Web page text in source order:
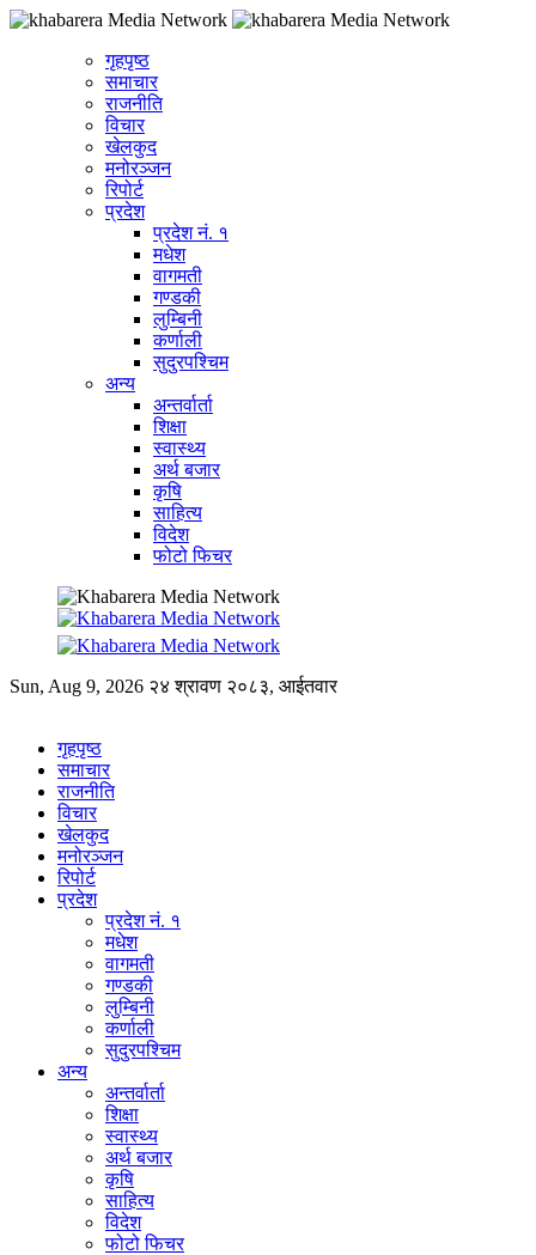
गृहपृष्ठ
समाचार
राजनीति
विचार
खेलकुद
मनोरञ्जन
रिपोर्ट
प्रदेश
प्रदेश नं. १
मधेश
वागमती
गण्डकी
लुम्बिनी
कर्णाली
सुदुरपश्चिम
अन्य
अन्तर्वार्ता
शिक्षा
स्वास्थ्य
अर्थ बजार
कृषि
साहित्य
विदेश
फोटो फिचर
Sun, Aug 9, 2026 २४ श्रावण २०८३, आईतवार
गृहपृष्ठ
समाचार
राजनीति
विचार
खेलकुद
मनोरञ्जन
रिपोर्ट
प्रदेश
प्रदेश नं. १
मधेश
वागमती
गण्डकी
लुम्बिनी
कर्णाली
सुदुरपश्चिम
अन्य
अन्तर्वार्ता
शिक्षा
स्वास्थ्य
अर्थ बजार
कृषि
साहित्य
विदेश
फोटो फिचर